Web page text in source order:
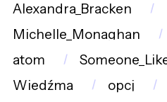
Alexandra_Bracken
Michelle_Monaghan
atom
Wiedźma
opcj